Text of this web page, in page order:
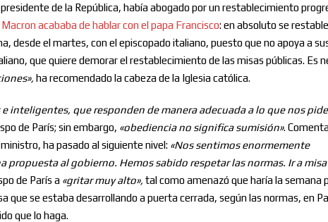
de la República, había abogado por un restablecimiento
acababa de hablar con el papa Francisco: en absoluto se
desde el martes, con el episcopado italiano, puesto que no apoya a
que quiere demorar el restablecimiento de las misas públicas. Es
», ha recomendado la cabeza de la Iglesia católica.
inteligentes, que responden de manera adecuada a lo que nos
de París; sin embargo, «obediencia no significa sumisión».
ha pasado al siguiente nivel: «Nos sentimos enormemente
propuesta al gobierno. Hemos sabido respetar las normas. Ir a misa
de París a «gritar muy alto», tal como amenazó que haría la semana
que se estaba desarrollando a puerta cerrada, según las normas, en
que lo haga.
Nombre
Correo electrónico *
Suscribete para recibir nuestras publicaciones.